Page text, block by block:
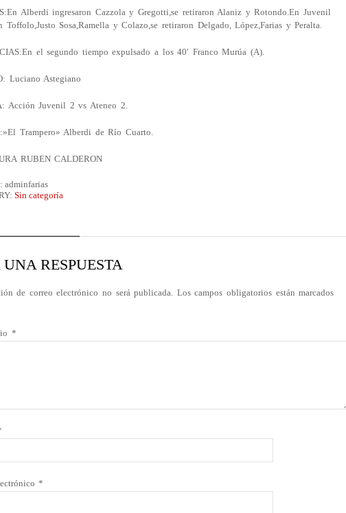
Alberdi ingresaron Cazzola y Gregotti,se retiraron Alaniz y Rotondo.En Juvenil
Toffolo,Justo Sosa,Ramella y Colazo,se retiraron Delgado, López,Farias y Peralta.
el segundo tiempo expulsado a los 40′ Franco Murúa (A).
Luciano Astegiano
Acción Juvenil 2 vs Ateneo 2.
Trampero» Alberdi de Río Cuarto.
RUBEN CALDERON
adminfarias
Sin categoría
RESPUESTA
de correo electrónico no será publicada. Los campos obligatorios están marcados
*
*